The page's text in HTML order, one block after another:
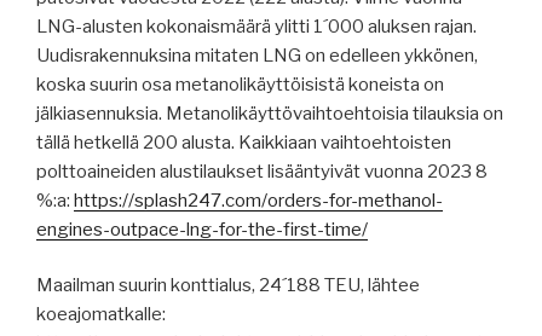
LNG-alusten kokonaismäärä ylitti 1´000 aluksen rajan.
Uudisrakennuksina mitaten LNG on edelleen ykkönen,
koska suurin osa metanolikäyttöisistä koneista on
jälkiasennuksia. Metanolikäyttövaihtoehtoisia tilauksia on
tällä hetkellä 200 alusta. Kaikkiaan vaihtoehtoisten
polttoaineiden alustilaukset lisääntyivät vuonna 2023 8
%:a: https://splash247.com/orders-for-methanol-
engines-outpace-lng-for-the-first-time/
Maailman suurin konttialus, 24´188 TEU, lähtee
koeajomatkalle: